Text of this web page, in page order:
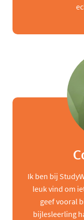
Ik ben bij
leuk vind om
geef vooral
bijlesleerling